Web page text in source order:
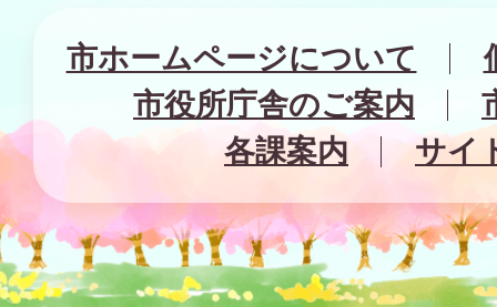
市ホームページについて
市役所庁舎のご案内
各課案内
サイ